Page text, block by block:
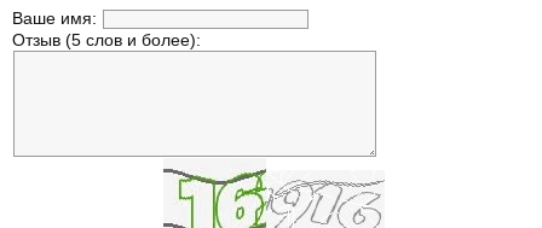
Ваше имя:
Отзыв (5 слов и более):